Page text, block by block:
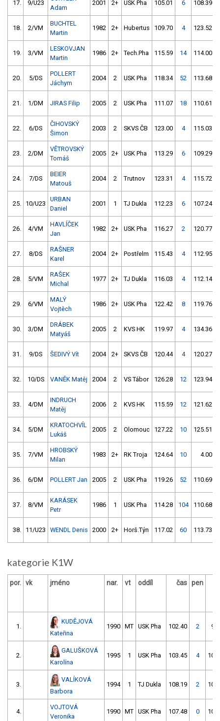
17. 9/U23
Adam
2001 2+ USK Pha 105.01 6 108.39
18. 2/VM
BUCHTEL
Martin
1982 2+ Hubertus 109.70 4 123.52
19. 3/VM
LESKOVJAN
Martin
1986 2+ Tech.Pha 115.59 14 114.00
20. 5/DS
POLLERT
Jáchym
2004 2 USK Pha 118.34 52 113.68
21. 1/DM JIRAS Filip 2005 2 USK Pha 111.07 18 110.61
22. 6/DS
ČIHOVSKÝ
Šimon
2003 2 SKVS ČB 123.00 4 115.03
23. 2/DM
VĚTROVSKÝ
Tomáš
2005 2+ USK Pha 113.29 6 109.29
24. 7/DS
BEIER
Matouš
2004 2 Trutnov 123.31 4 115.72
25. 10/U23
URBAN
Daniel
2001 1 TJ Dukla 112.23 6 107.24
26. 4/VM
HAVLÍČEK
Jan
1982 2+ USK Pha 116.27 2 120.77
27. 8/DS
RAŠNER
Karel
2004 2+ Postřelm 115.43 4 112.95
28. 5/VM
RAŠEK
Michal
1977 2+ TJ Dukla 116.03 4 112.14
29. 6/VM
MALÝ
Vojtěch
1986 2+ USK Pha 122.42 8 119.76
30. 3/DM
DRÁBEK
Matyáš
2005 2 KVS HK 119.97 4 134.36
31. 9/DS ŠEDIVÝ Vít 2004 2+ SKVS ČB 120.44 4 120.27
32. 10/DS VANĚK Matěj 2004 2 VS Tábor 126.28 12 123.94
33. 4/DM
INDRUCH
Matěj
2006 2 KVS HK 115.59 12 121.62
34. 5/DM
KRATOCHVÍL
Lukáš
2005 2 Olomouc 127.22 10 125.51
35. 7/VM
HROBSKÝ
Milan
1983 2+ RK Troja 124.64 10 4.00
36. 6/DM POLLERT Jan 2005 2 USK Pha 119.26 52 110.69
37. 8/VM
KARÁSEK
Petr
1986 1 USK Pha 114.28 104 110.68
38. 11/U23 WENDL Denis 2000 2+ Horš.Týn 117.02 60 113.73
kategorie K1W
por. vk jméno nar. vt oddíl čas pen
1.
KUDĚJOVÁ
Kateřina
1990 MT USK Pha 102.40 2
2.
GALUŠKOVÁ
Karolína
1995 1 USK Pha 103.45 4
3.
VALÍKOVÁ
Barbora
1994 1 TJ Dukla 108.19 2
4.
VOJTOVÁ
Veronika
1990 MT USK Pha 107.48 0